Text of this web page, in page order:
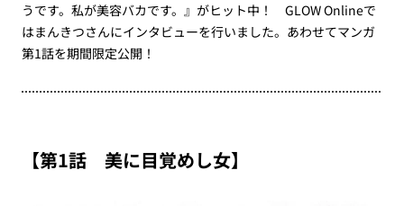
うです。私が美容バカです。』がヒット中！ GLOW Onlineで
はまんきつさんにインタビューを行いました。あわせてマンガ
第1話を期間限定公開！
【第1話 美に目覚めし女】